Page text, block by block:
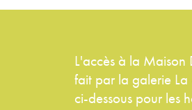
L'accès à la
fait par la galerie
ci-dessous pour les